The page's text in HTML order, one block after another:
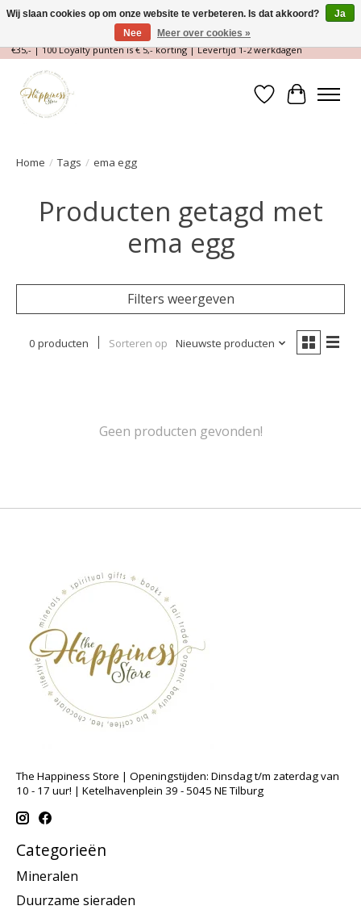
Magische Conceptstore, Edelstenen & Spirituele winkel | Gratis verzending >
€35,- | 100 Loyalty punten is € 5,- korting | Levertijd 1-2 werkdagen
Verlanglijst
Home / Tags / ema egg
Producten getagd met
ema egg
Filters weergeven
0 producten Sorteren op Nieuwste producten
Geen producten gevonden!
The Happiness Store | Openingstijden: Dinsdag t/m zaterdag van
10 - 17 uur! | Ketelhavenplein 39 - 5045 NE Tilburg
Categorieën
Mineralen
Duurzame sieraden
Wij slaan cookies op om onze website te verbeteren. Is dat akkoord?
Ja
Nee
Meer over cookies »